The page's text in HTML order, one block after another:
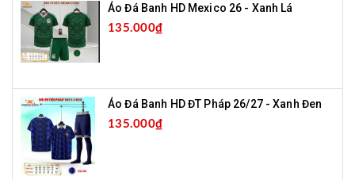
Áo Đá Banh HD Mexico 26 - Xanh Lá
135.000₫
Áo Đá Banh HD ĐT Pháp 26/27 - Xanh Đen
135.000₫